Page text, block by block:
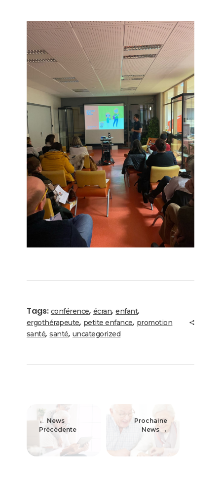
Tags: conférence, écran,enfant,
ergothérapeute, petite enfance, promotion
santé,santé, uncategorized
News
Précédente
Prochaine
News